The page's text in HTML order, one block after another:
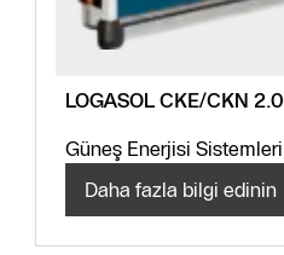
LOGASOL CKE/CKN 2.0
Güneş Enerjisi Sistemleri
Daha fazla bilgi edinin